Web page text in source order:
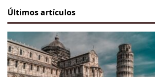
Últimos artículos